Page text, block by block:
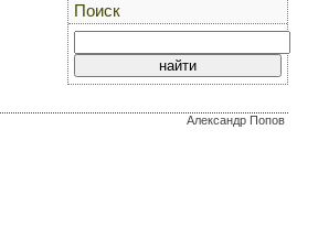
Поиск
Александр Попов